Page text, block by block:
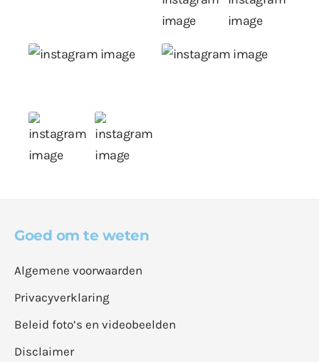
Goed om te weten
Algemene voorwaarden
Privacyverklaring
Beleid foto’s en videobeelden
Disclaimer